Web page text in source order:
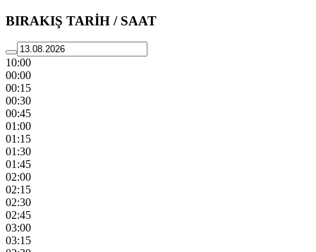
BIRAKIŞ TARİH / SAAT
10:00
00:00
00:15
00:30
00:45
01:00
01:15
01:30
01:45
02:00
02:15
02:30
02:45
03:00
03:15